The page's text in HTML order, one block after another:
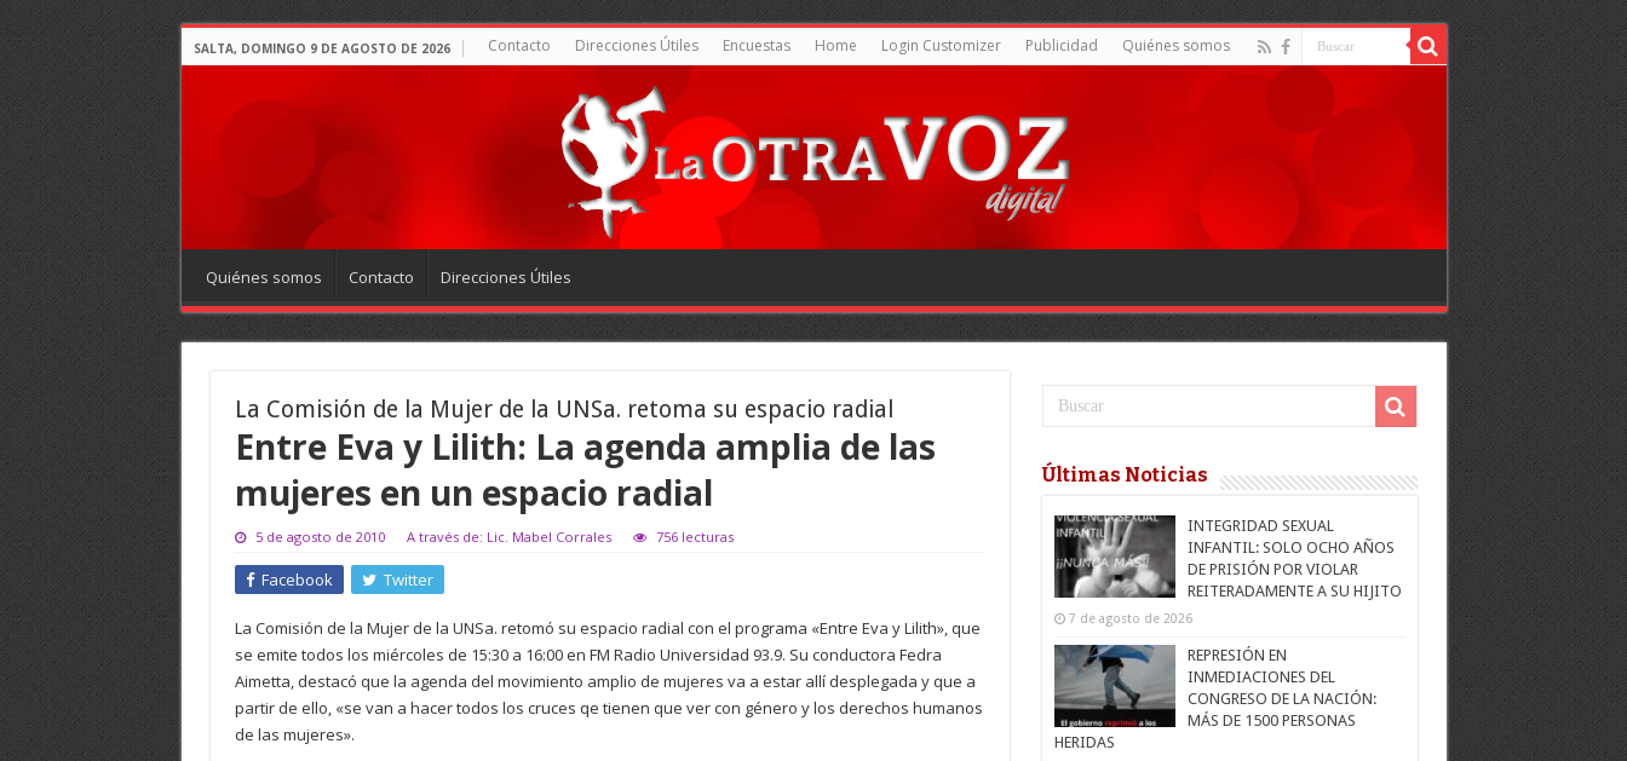
SALTA, DOMINGO 9 DE AGOSTO DE 2026 Contacto Direcciones Útiles Encuestas Home Login Customizer Publicidad Quiénes somos
Quiénes somos Contacto Direcciones Útiles
La Comisión de la Mujer de la UNSa. retoma su espacio radial
Entre Eva y Lilith: La agenda amplia de las
mujeres en un espacio radial
5 de agosto de 2010 A través de: Lic. Mabel Corrales 756 lecturas
Facebook Twitter
La Comisión de la Mujer de la UNSa. retomó su espacio radial con el programa «Entre Eva y Lilith», que
se emite todos los miércoles de 15:30 a 16:00 en FM Radio Universidad 93.9. Su conductora Fedra
Aimetta, destacó que la agenda del movimiento amplio de mujeres va a estar allí desplegada y que a
partir de ello, «se van a hacer todos los cruces qe tienen que ver con género y los derechos humanos
de las mujeres».
Últimas Noticias
INTEGRIDAD SEXUAL
INFANTIL: SOLO OCHO AÑOS
DE PRISIÓN POR VIOLAR
REITERADAMENTE A SU HIJITO
7 de agosto de 2026
REPRESIÓN EN
INMEDIACIONES DEL
CONGRESO DE LA NACIÓN:
MÁS DE 1500 PERSONAS
HERIDAS